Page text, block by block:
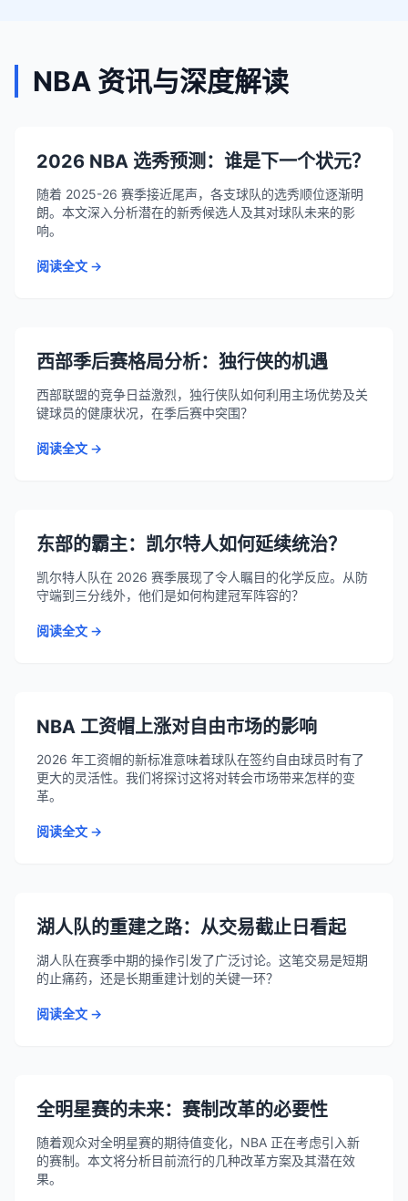
NBA 资讯与深度解读
2026 NBA 选秀预测：谁是下一个状元？
随着 2025-26 赛季接近尾声，各支球队的选秀顺位逐渐明
朗。本文深入分析潜在的新秀候选人及其对球队未来的影
响。
阅读全文 →
西部季后赛格局分析：独行侠的机遇
西部联盟的竞争日益激烈，独行侠队如何利用主场优势及关
键球员的健康状况，在季后赛中突围？
阅读全文 →
东部的霸主：凯尔特人如何延续统治？
凯尔特人队在 2026 赛季展现了令人瞩目的化学反应。从防
守端到三分线外，他们是如何构建冠军阵容的？
阅读全文 →
NBA 工资帽上涨对自由市场的影响
2026 年工资帽的新标准意味着球队在签约自由球员时有了
更大的灵活性。我们将探讨这将对转会市场带来怎样的变
革。
阅读全文 →
湖人队的重建之路：从交易截止日看起
湖人队在赛季中期的操作引发了广泛讨论。这笔交易是短期
的止痛药，还是长期重建计划的关键一环？
阅读全文 →
全明星赛的未来：赛制改革的必要性
随着观众对全明星赛的期待值变化，NBA 正在考虑引入新
的赛制。本文将分析目前流行的几种改革方案及其潜在效
果。